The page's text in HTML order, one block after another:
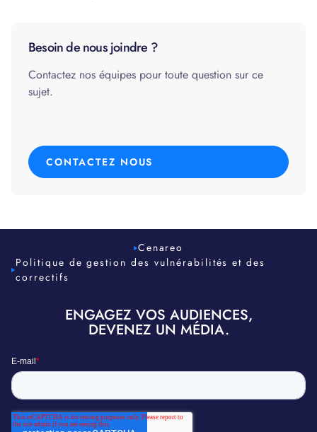
Besoin de nous joindre ?
Contactez nos équipes pour toute question sur ce
sujet.
CONTACTEZ NOUS
Cenareo
Politique de gestion des vulnérabilités et des
correctifs
ENGAGEZ VOS AUDIENCES,
DEVENEZ UN MÉDIA.